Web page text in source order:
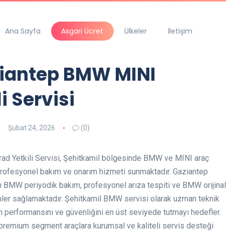
Ana Sayfa Asgari Ücret Ülkeler İletişim
BMW MINI
Servisi
Şubat 24, 2026 (0)
Yetkili Servisi, Şehitkamil bölgesinde BMW ve MINI araç
bakım ve onarım hizmeti sunmaktadır. Gaziantep
BMW periyodik bakım, profesyonel arıza tespiti ve BMW orijinal
sağlamaktadır. Şehitkamil BMW servisi olarak uzman teknik
performansını ve güvenliğini en üst seviyede tutmayı hedefler.
segment araçlara kurumsal ve kaliteli servis desteği